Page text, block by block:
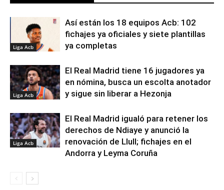
Liga Acb
Así están los 18 equipos Acb: 102
fichajes ya oficiales y siete plantillas
ya completas
Liga Acb
El Real Madrid tiene 16 jugadores ya
en nómina, busca un escolta anotador
y sigue sin liberar a Hezonja
Liga Acb
El Real Madrid igualó para retener los
derechos de Ndiaye y anunció la
renovación de Llull; fichajes en el
Andorra y Leyma Coruña